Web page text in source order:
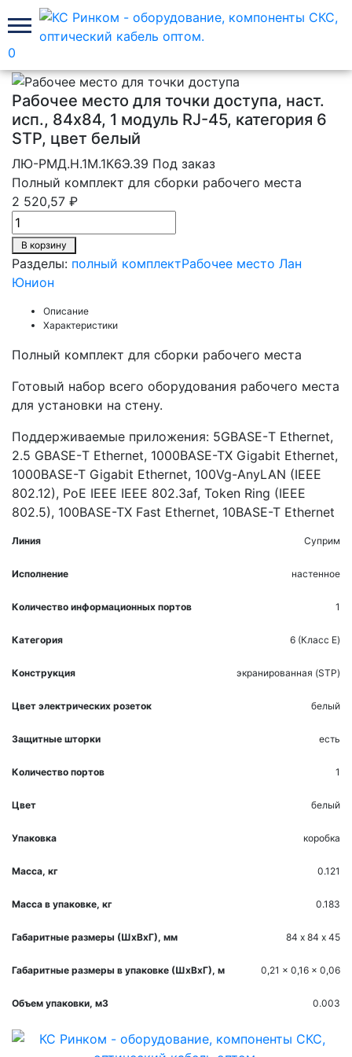
0
Главная
Рабочее место для точки доступа, наст.
исп., 84х84, 1 модуль RJ-45, категория 6
STP, цвет белый
ЛЮ-РМД.Н.1М.1К6Э.39 Под заказ
Полный комплект для сборки рабочего места
2 520,57 ₽
В корзину
Разделы: полный комплектРабочее место Лан
Юнион
Описание
Характеристики
Полный комплект для сборки рабочего места
Готовый набор всего оборудования рабочего места
для установки на стену.
Поддерживаемые приложения: 5GBASE-Т Ethernet,
2.5 GBASE-Т Ethernet, 1000BASE-TX Gigabit Ethernet,
1000BASE-T Gigabit Ethernet, 100Vg-AnyLAN (IEEE
802.12), PoE IEEE IEEE 802.3af, Token Ring (IEEE
802.5), 100BASE-TX Fast Ethernet, 10BASE-T Ethernet
Линия Суприм
Исполнение настенное
Количество информационных портов 1
Категория 6 (Класс E)
Конструкция экранированная (STP)
Цвет электрических розеток белый
Защитные шторки есть
Количество портов 1
Цвет белый
Упаковка коробка
Масса, кг 0.121
Масса в упаковке, кг 0.183
Габаритные размеры (ШхВхГ), мм 84 х 84 х 45
Габаритные размеры в упаковке (ШхВхГ), м 0,21 x 0,16 x 0,06
Объем упаковки, м3 0.003